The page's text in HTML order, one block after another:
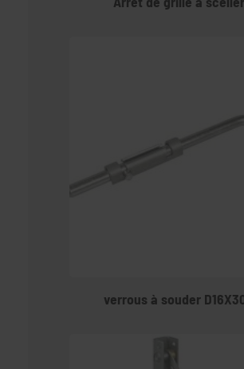
verrous à souder